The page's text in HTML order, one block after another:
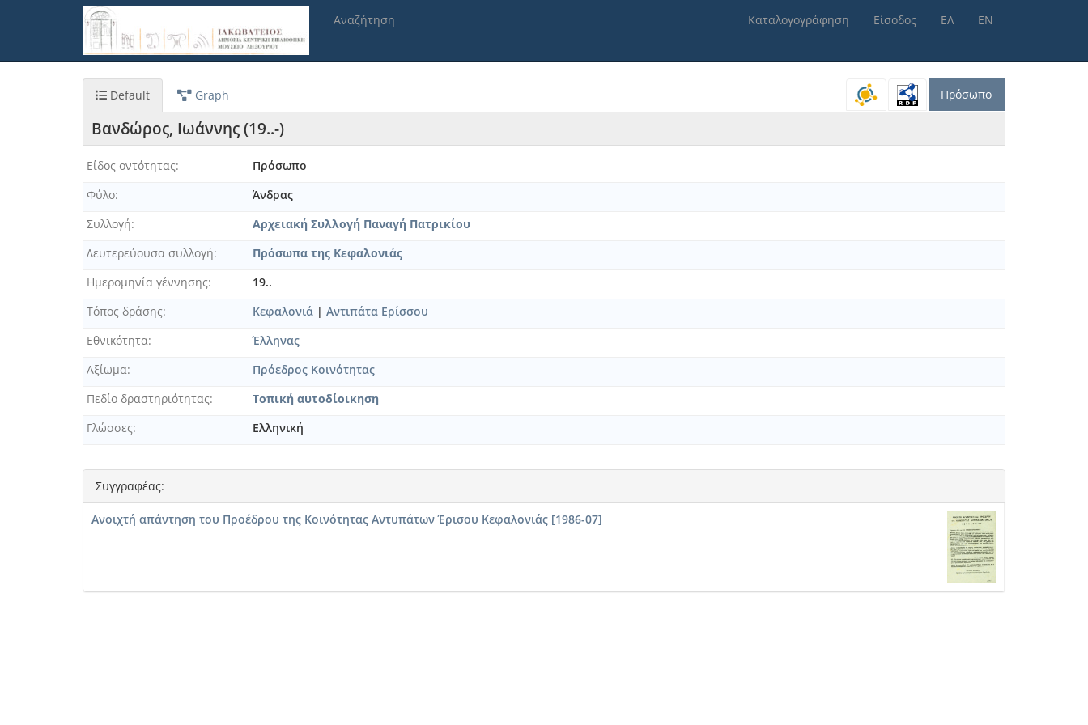
Αναζήτηση Καταλογογράφηση Είσοδος ΕΛ ΕΝ
Default Graph Πρόσωπο
Βανδώρος, Ιωάννης (19..-)
Είδος οντότητας
Πρόσωπο
Φύλο
Άνδρας
Συλλογή
Αρχειακή Συλλογή Παναγή Πατρικίου
Δευτερεύουσα συλλογή
Πρόσωπα της Κεφαλονιάς
Ημερομηνία γέννησης
19..
Τόπος δράσης
Κεφαλονιά | Αντιπάτα Ερίσσου
Εθνικότητα
Έλληνας
Αξίωμα
Πρόεδρος Κοινότητας
Πεδίο δραστηριότητας
Τοπική αυτοδίοικηση
Γλώσσες
Ελληνική
Συγγραφέας:
Ανοιχτή απάντηση του Προέδρου της Κοινότητας Αντυπάτων Έρισου Κεφαλονιάς [1986-07]